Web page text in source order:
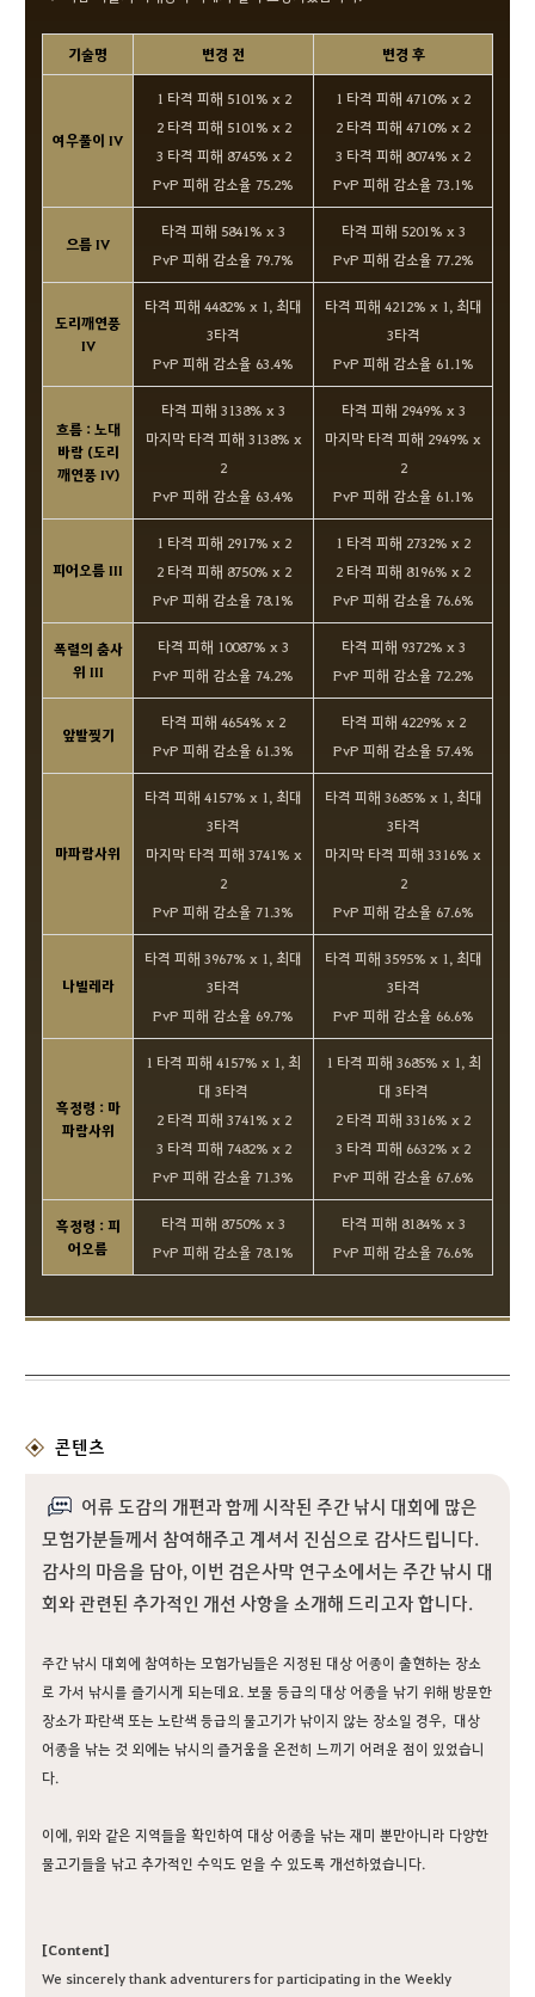
기술명 변경 전 변경 후
여우풀이 IV
1 타격 피해 5101% x 2
2 타격 피해 5101% x 2
3 타격 피해 8745% x 2
PvP 피해 감소율 75.2%
1 타격 피해 4710% x 2
2 타격 피해 4710% x 2
3 타격 피해 8074% x 2
PvP 피해 감소율 73.1%
으름 IV
타격 피해 5841% x 3
PvP 피해 감소율 79.7%
타격 피해 5201% x 3
PvP 피해 감소율 77.2%
도리깨연풍
IV
타격 피해 4482% x 1, 최대
3타격
PvP 피해 감소율 63.4%
타격 피해 4212% x 1, 최대
3타격
PvP 피해 감소율 61.1%
흐름 : 노대
바람 (도리
깨연풍 IV)
타격 피해 3138% x 3
마지막 타격 피해 3138% x
2
PvP 피해 감소율 63.4%
타격 피해 2949% x 3
마지막 타격 피해 2949% x
2
PvP 피해 감소율 61.1%
피어오름 III
1 타격 피해 2917% x 2
2 타격 피해 8750% x 2
PvP 피해 감소율 78.1%
1 타격 피해 2732% x 2
2 타격 피해 8196% x 2
PvP 피해 감소율 76.6%
폭렬의 춤사
위 III
타격 피해 10087% x 3
PvP 피해 감소율 74.2%
타격 피해 9372% x 3
PvP 피해 감소율 72.2%
앞발찢기
타격 피해 4654% x 2
PvP 피해 감소율 61.3%
타격 피해 4229% x 2
PvP 피해 감소율 57.4%
마파람사위
타격 피해 4157% x 1, 최대
3타격
마지막 타격 피해 3741% x
2
PvP 피해 감소율 71.3%
타격 피해 3685% x 1, 최대
3타격
마지막 타격 피해 3316% x
2
PvP 피해 감소율 67.6%
나빌레라
타격 피해 3967% x 1, 최대
3타격
PvP 피해 감소율 69.7%
타격 피해 3595% x 1, 최대
3타격
PvP 피해 감소율 66.6%
흑정령 : 마
파람사위
1 타격 피해 4157% x 1, 최
대 3타격
2 타격 피해 3741% x 2
3 타격 피해 7482% x 2
PvP 피해 감소율 71.3%
1 타격 피해 3685% x 1, 최
대 3타격
2 타격 피해 3316% x 2
3 타격 피해 6632% x 2
PvP 피해 감소율 67.6%
흑정령 : 피
어오름
타격 피해 8750% x 3
PvP 피해 감소율 78.1%
타격 피해 8184% x 3
PvP 피해 감소율 76.6%
콘텐츠
어류 도감의 개편과 함께 시작된 주간 낚시 대회에 많은
모험가분들께서 참여해주고 계셔서 진심으로 감사드립니다.
감사의 마음을 담아, 이번 검은사막 연구소에서는 주간 낚시 대
회와 관련된 추가적인 개선 사항을 소개해 드리고자 합니다.
주간 낚시 대회에 참여하는 모험가님들은 지정된 대상 어종이 출현하는 장소
로 가서 낚시를 즐기시게 되는데요. 보물 등급의 대상 어종을 낚기 위해 방문한
장소가 파란색 또는 노란색 등급의 물고기가 낚이지 않는 장소일 경우, 대상
어종을 낚는 것 외에는 낚시의 즐거움을 온전히 느끼기 어려운 점이 있었습니
다.
이에, 위와 같은 지역들을 확인하여 대상 어종을 낚는 재미 뿐만아니라 다양한
물고기들을 낚고 추가적인 수익도 얻을 수 있도록 개선하였습니다.
[Content]
We sincerely thank adventurers for participating in the Weekly